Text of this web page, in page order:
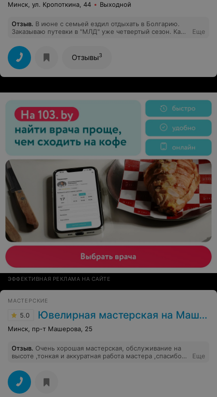
Минск, ул. Кропоткина, 44 Выходной
Отзыв. В июне с семьей ездил отдыхать в Болгарию.
Заказываю путевки в "МЛД" уже четвертый сезон. Как
детьми на море. Сервис супер. Ни о чем думать не
нужно, обо всем за тебя побеспокоятся в турагенстве.
Отдельное спасибо Гелене, которая реализовывает
мои мечты по отдыху на море)
Еще
Отзывы3
ЭФФЕКТИВНАЯ РЕКЛАМА НА САЙТЕ
МАСТЕРСКИЕ
5.0 Ювелирная мастерская на Машерова
Минск, пр-т Машерова, 25
Отзыв. Очень хорошая мастерская, обслуживание на
высоте ,тонкая и аккуратная работа мастера ,спасибо
Еще